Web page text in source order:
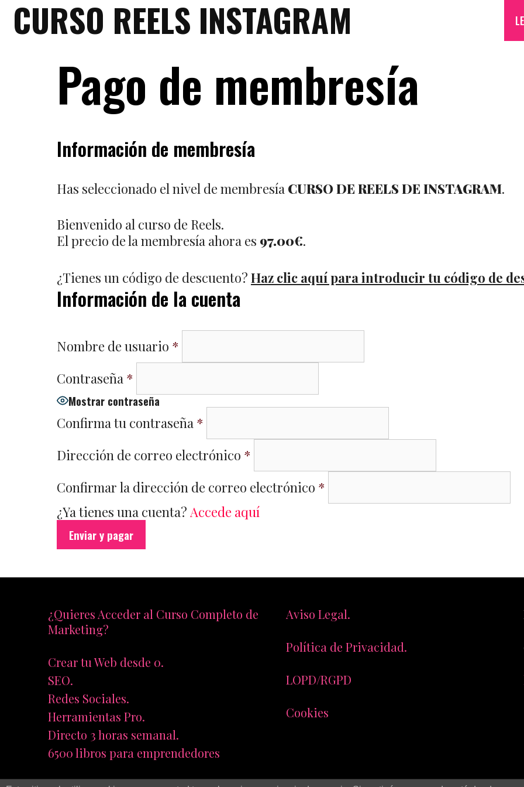
Skip
content
CURSO REELS INSTAGRAM
Pago de membresía
Información de membresía
Has seleccionado el nivel de membresía CURSO DE REELS DE INSTAGRAM.
Bienvenido al curso de Reels.
El precio de la membresía ahora es 97.00€.
¿Tienes un código de descuento? Haz clic aquí para introducir tu código de
Información de la cuenta
Nombre de usuario *
Contraseña *
Mostrar contraseña
Confirma tu contraseña *
Dirección de correo electrónico *
Confirmar la dirección de correo electrónico *
¿Ya tienes una cuenta? Accede aquí
¿Quieres Acceder al Curso Completo de
Marketing?
Crear tu Web desde 0.
SEO.
Redes Sociales.
Herramientas Pro.
Directo 3 horas semanal.
6500 libros para emprendedores
Aviso Legal.
Política de Privacidad.
LOPD/RGPD
Cookies